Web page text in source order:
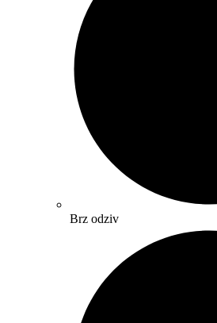
Brz odziv